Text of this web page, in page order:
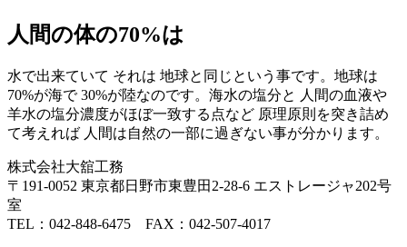
人間の体の70%は
水で出来ていて それは 地球と同じという事です。地球は
70%が海で 30%が陸なのです。海水の塩分と 人間の血液や
羊水の塩分濃度がほぼ一致する点など 原理原則を突き詰め
て考えれば 人間は自然の一部に過ぎない事が分かります。
株式会社大舘工務
〒191-0052 東京都日野市東豊田2-28-6 エストレージャ202号
室
TEL：042-848-6475 FAX：042-507-4017